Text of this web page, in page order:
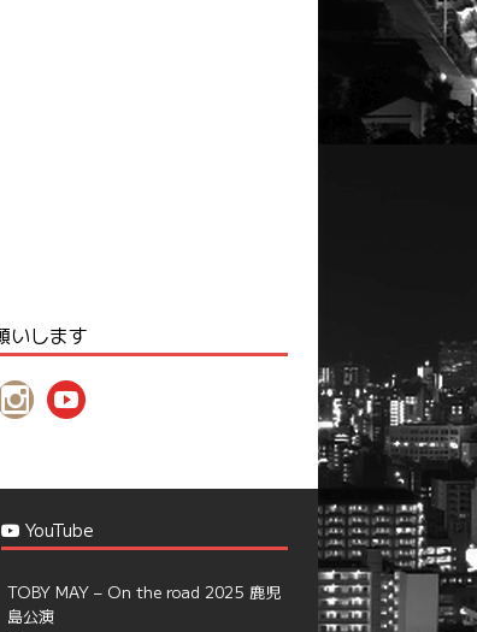
いします
YouTube
TOBY MAY – On the road 2025 鹿児
島公演